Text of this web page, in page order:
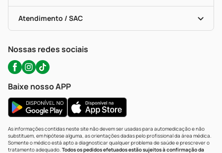
Bulas De A A Z
Políticas De Marketplace
Autoteste Covid-19
Certificado De Segurança
Portal Da Privacidade
Atendimento / SAC
WhatsApp (47) 9202-1687
Nossas redes sociais
Baixe nosso APP
As informações contidas neste site não devem ser usadas para automedicação e não
substituem, em hipótese alguma, as orientações dadas pelo profissional da área médica.
Somente o médico está apto a diagnosticar qualquer problema de saúde e prescrever o
tratamento adequado. Todos os pedidos efetuados estão sujeitos à confirmação da